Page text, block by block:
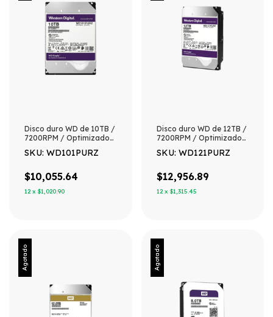
Disco duro WD de 10TB /
7200RPM / Optimizado
SKU: WD101PURZ
$10,055.64
12 x $1,020.90
Disco duro WD de 12TB /
7200RPM / Optimizado
SKU: WD121PURZ
$12,956.89
12 x $1,315.45
Agotado Agotado